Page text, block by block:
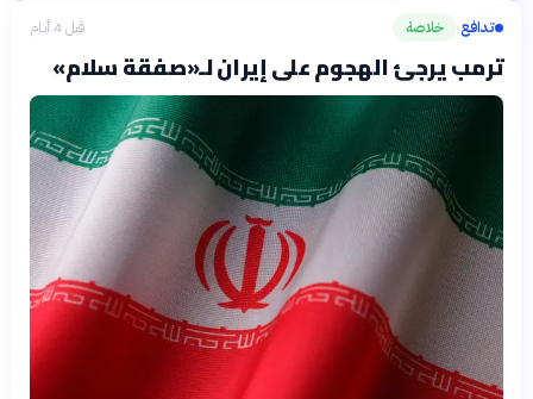
تدافع› خلاصة قبل 4 أيام
ترمب يرجئ الهجوم على إيران لـ«صفقة سلام»